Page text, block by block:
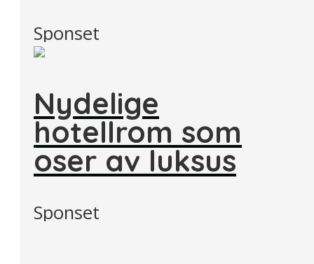
Sponset
Nydelige
hotellrom som
oser av luksus
Sponset